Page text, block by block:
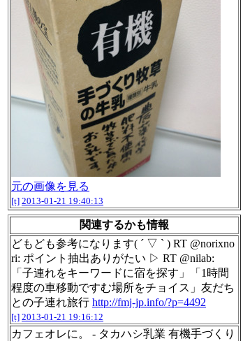
元の画像を見る
[t] 2013-01-21 19:40:13
関連するかも情報
どもども参考になります( ´ ▽ ` ) RT @norixno
ri: ポイント抽出ありがたい ▷ RT @nilab:
「子連れをキーワードに宿を探す」「1時間
程度の車移動ですむ場所をチョイス」友だち
との子連れ旅行 http://fmj-jp.info/?p=4492
[t] 2013-01-21 19:16:12
カフェオレに。 - タカハシ乳業 有機手づくり